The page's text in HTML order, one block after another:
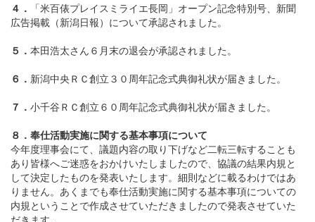
４．
「米百俵プレイスミライエ長岡」オープン記念特別号、新聞
広告掲載（新潟日報）について承認されました。
５． 本田浩太さん６月末の退会が承認されました。
６． 新潟中央ＲＣ創立３０周年記念式典御礼状が届きました。
７． 小千谷ＲＣ創立６０周年記念式典御礼状が届きました。
８．奉仕活動実施に関する基本事項について
今年度理事会にて、議題内容の取り下げなど二転三転することも
あり皆様へご迷惑をおかけいたしましたので、協議の結果内規と
して決定したものを発表いたします。細則などに載るわけではあ
りません。あくまでも奉仕活動実施に関する基本事項についての
内規ということで作成させていただきましたので発表させていた
だきます。